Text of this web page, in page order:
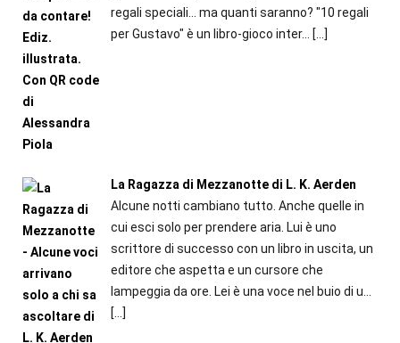
regali speciali... ma quanti saranno? "10 regali
per Gustavo" è un libro-gioco inter...
[…]
La Ragazza di Mezzanotte di L. K. Aerden
Alcune notti cambiano tutto. Anche quelle in
cui esci solo per prendere aria. Lui è uno
scrittore di successo con un libro in uscita, un
editore che aspetta e un cursore che
lampeggia da ore. Lei è una voce nel buio di u...
[…]